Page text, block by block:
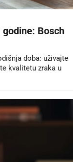
Bosch
doba: uživajte
kvalitetu zraka u